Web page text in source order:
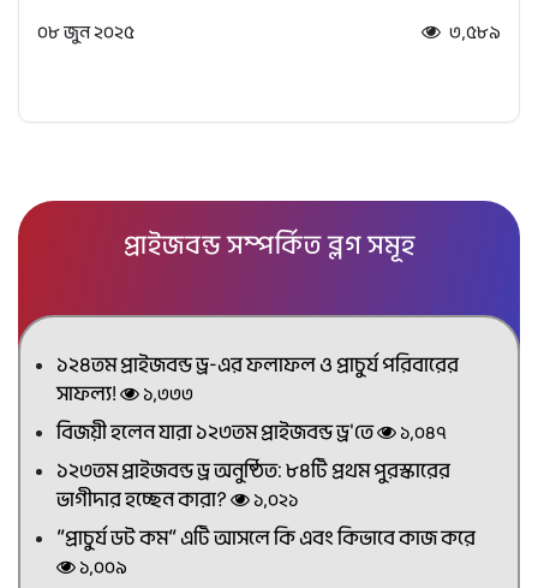
০৮ জুন ২০২৫
৩,৫৮৯
প্রাইজবন্ড সম্পর্কিত ব্লগ সমূহ
১২৪তম প্রাইজবন্ড ড্র-এর ফলাফল ও প্রাচুর্য পরিবারের
সাফল্য!
১,৩৩৩
বিজয়ী হলেন যারা ১২৩তম প্রাইজবন্ড ড্র'তে ১,০৪৭
১২৩তম প্রাইজবন্ড ড্র অনুষ্ঠিত: ৮৪টি প্রথম পুরস্কারের
ভাগীদার হচ্ছেন কারা?
১,০২১
“প্রাচুর্য ডট কম” এটি আসলে কি এবং কিভাবে কাজ করে
১,০০৯